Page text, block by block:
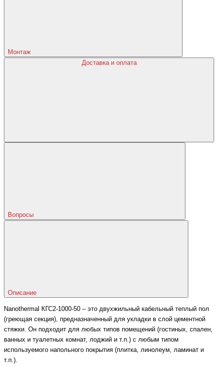
Монтаж
Доставка и оплата
Вопросы
Описание
Nanothermal КГС2-1000-50 – это двухжильный кабельный теплый пол
(греющая секция), предназначенный для укладки в слой цементной
стяжки. Он подходит для любых типов помещений (гостиных, спален,
ванных и туалетных комнат, лоджий и т.п.) с любым типом
используемого напольного покрытия (плитка, линолеум, ламинат и
т.п.).